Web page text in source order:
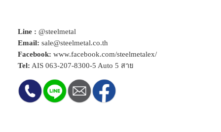
Line : @steelmetal
Email: sale@steelmetal.co.th
Facebook: www.facebook.com/steelmetalex/
Tel: AIS 063-207-8300-5 Auto 5 สาย